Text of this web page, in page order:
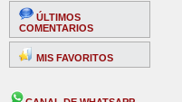
ÚLTIMOS
COMENTARIOS
MIS FAVORITOS